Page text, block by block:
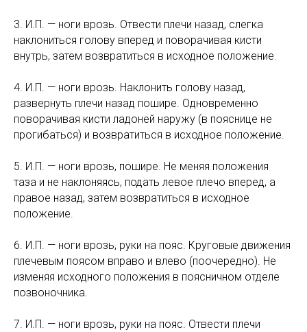
3. И.П. — ноги врозь. Отвести плечи назад, слегка
наклониться голову вперед и поворачивая кисти
внутрь, затем возвратиться в исходное положение.
4. И.П. — ноги врозь. Наклонить голову назад,
развернуть плечи назад пошире. Одновременно
поворачивая кисти ладоней наружу (в пояснице не
прогибаться) и возвратиться в исходное положение.
5. И.П. — ноги врозь, пошире. Не меняя положения
таза и не наклоняясь, подать левое плечо вперед, а
правое назад, затем возвратиться в исходное
положение.
6. И.П. — ноги врозь, руки на пояс. Круговые движения
плечевым поясом вправо и влево (поочередно). Не
изменяя исходного положения в поясничном отделе
позвоночника.
7. И.П. — ноги врозь, руки на пояс. Отвести плечи